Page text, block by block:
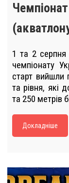
1 та 2
чемпіонату
старт вийшли
та рівня, які
та 250 метрів
Докладніше